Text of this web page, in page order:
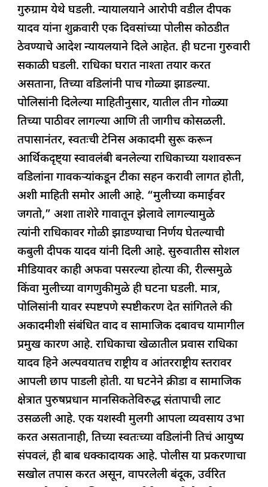
गुरुग्राम येथे घडली. न्यायालयाने आरोपी वडील दीपक
यादव यांना शुक्रवारी एक दिवसांच्या पोलीस कोठडीत
ठेवण्याचे आदेश न्यायलयाने दिले आहेत. ही घटना गुरुवारी
सकाळी घडली. राधिका घरात नाश्ता तयार करत
असताना, तिच्या वडिलांनी पाच गोळ्या झाडल्या.
पोलिसांनी दिलेल्या माहितीनुसार, यातील तीन गोळ्या
तिच्या पाठीवर लागल्या आणि ती जागीच कोसळली.
तपासानंतर, स्वतःची टेनिस अकादमी सुरू करून
आर्थिकदृष्ट्या स्वावलंबी बनलेल्या राधिकाच्या यशावरून
वडिलांना गावकऱ्यांकडून टीका सहन करावी लागत होती,
अशी माहिती समोर आली आहे. “मुलीच्या कमाईवर
जगतो,” अशा ताशेरे गावातून झेलावे लागल्यामुळे
त्यांनी राधिकावर गोळी झाडण्याचा निर्णय घेतल्याची
कबुली दीपक यादव यांनी दिली आहे. सुरुवातीस सोशल
मीडियावर काही अफवा पसरल्या होत्या की, रील्समुळे
किंवा मुलीच्या वागणुकीमुळे ही घटना घडली. मात्र,
पोलिसांनी यावर स्पष्टपणे स्पष्टीकरण देत सांगितले की
अकादमीशी संबंधित वाद व सामाजिक दबावच यामागील
प्रमुख कारण आहे. राधिकाचा खेळातील प्रवास राधिका
यादव हिने अल्पवयातच राष्ट्रीय व आंतरराष्ट्रीय स्तरावर
आपली छाप पाडली होती. या घटनेने क्रीडा व सामाजिक
क्षेत्रात पुरुषप्रधान मानसिकतेविरुद्ध संतापाची लाट
उसळली आहे. एक यशस्वी मुलगी आपला व्यवसाय उभा
करत असतानाही, तिच्या स्वतःच्या वडिलांनी तिचं आयुष्य
संपवलं, ही बाब धक्कादायक आहे. पोलीस या प्रकरणाचा
सखोल तपास करत असून, वापरलेली बंदूक, उर्वरित